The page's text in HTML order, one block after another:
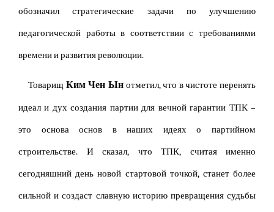
обозначил стратегические задачи по улучшению
педагогической работы в соответствии с требованиями
времени и развития революции.
Товарищ Ким Чен Ынотметил, что в чистоте перенять
идеал и дух создания партии для вечной гарантии ТПК –
это основа основ в наших идеях о партийном
строительстве. И сказал, что ТПК, считая именно
сегодняшний день новой стартовой точкой, станет более
сильной и создаст славную историю превращения судьбы